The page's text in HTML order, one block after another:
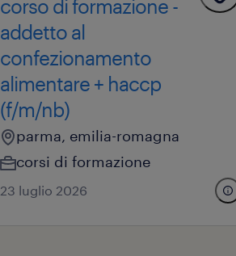
corso di formazione -
addetto al
confezionamento
alimentare + haccp
(f/m/nb)
parma, emilia-romagna
corsi di formazione
23 luglio 2026